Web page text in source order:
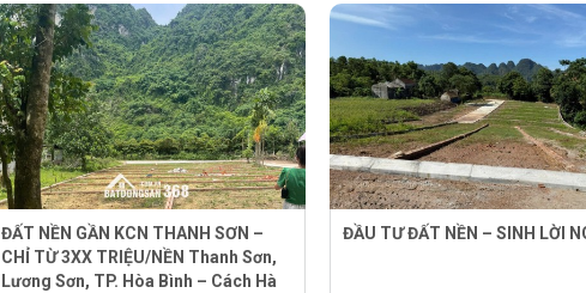
ĐẤT NỀN GẦN KCN THANH SƠN –
CHỈ TỪ 3XX TRIỆU/NỀN Thanh Sơn,
Lương Sơn, TP. Hòa Bình – Cách Hà
ĐẦU TƯ ĐẤT NỀN – SINH LỜI